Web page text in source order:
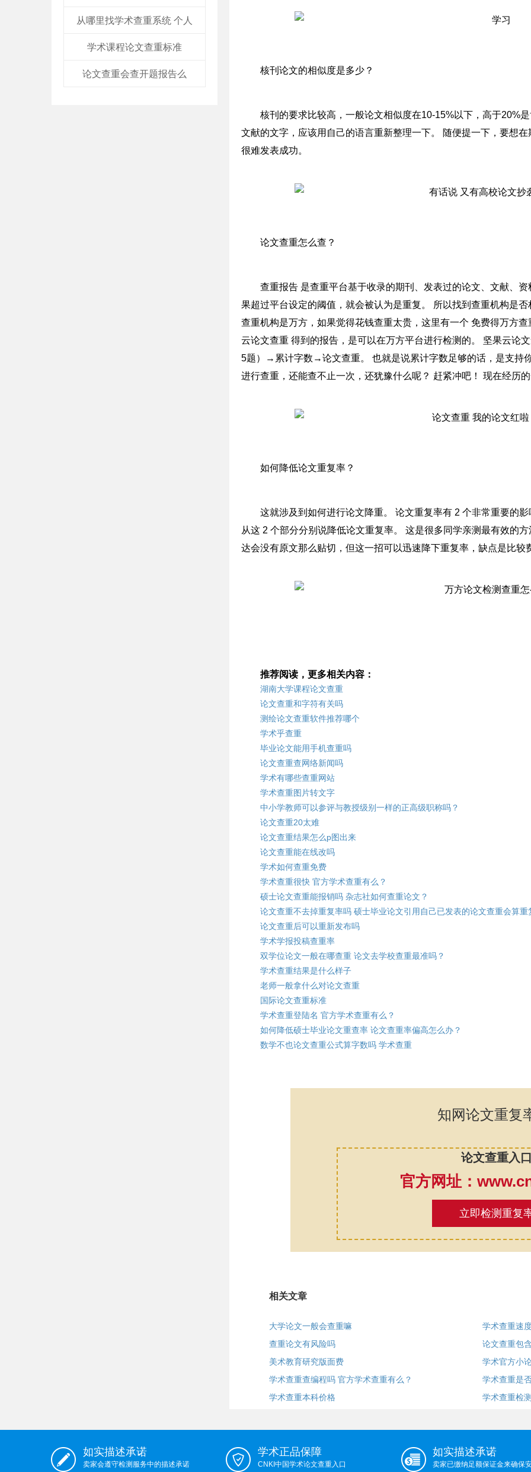
从哪里找学术查重系统 个人
学术课程论文查重标准
论文查重会查开题报告么 核刊论文的相似度是多少？
核刊的要求比较高，一般论文相似度在10-15%以下，高于20%
文献的文字，应该用自己的语言重新整理一下。 随便提一下，要想
很难发表成功。
论文查重怎么查？
查重报告 是查重平台基于收录的期刊、发表过的论文、文献、
果超过平台设定的阈值，就会被认为是重复。 所以找到查重机构是
查重机构是万方，如果觉得花钱查重太贵，这里有一个 免费得万方
云论文查重 得到的报告，是可以在万方平台进行检测的。 坚果云论
5题）→累计字数→论文查重。 也就是说累计字数足够的话，是支持
进行查重，还能查不止一次，还犹豫什么呢？ 赶紧冲吧！ 现在经历
如何降低论文重复率？
这就涉及到如何进行论文降重。 论文重复率有 2 个非常重要的
从这 2 个部分分别说降低论文重复率。 这是很多同学亲测最有效的
达会没有原文那么贴切，但这一招可以迅速降下重复率，缺点是比较
推荐阅读，更多相关内容：
湖南大学课程论文查重
论文查重和字符有关吗
测绘论文查重软件推荐哪个
学术乎查重
毕业论文能用手机查重吗
论文查重查网络新闻吗
学术有哪些查重网站
学术查重图片转文字
中小学教师可以参评与教授级别一样的正高级职称吗？
论文查重20太难
论文查重结果怎么p图出来
论文查重能在线改吗
学术如何查重免费
学术查重很快 官方学术查重有么？
硕士论文查重能报销吗 杂志社如何查重论文？
论文查重不去掉重复率吗 硕士毕业论文引用自己已发表的论文查重会算重
论文查重后可以重新发布吗
学术学报投稿查重率
双学位论文一般在哪查重 论文去学校查重最准吗？
学术查重结果是什么样子
老师一般拿什么对论文查重
国际论文查重标准
学术查重登陆名 官方学术查重有么？
如何降低硕士毕业论文重查率 论文查重率偏高怎么办？
数学不也论文查重公式算字数吗 学术查重
知网论文重复
论文查重入
官方网址：
立即检测重复
相关文章
大学论文一般会查重嘛
查重论文有风险吗
美术教育研究版面费
学术查重查编程吗 官方学术查重有么？
学术查重本科价格
学术查重速
论文查重包
学术官方小
学术查重是
学术查重检
如实描述承诺
卖家会遵守检测服务中的描述承诺
学术正品保障
CNKI中国学术论文查重入口
如实描述承诺
卖家已缴纳足额保证金来确保